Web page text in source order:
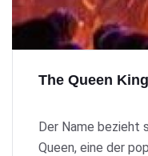
The Queen
Der Name bezieht
Queen, eine der